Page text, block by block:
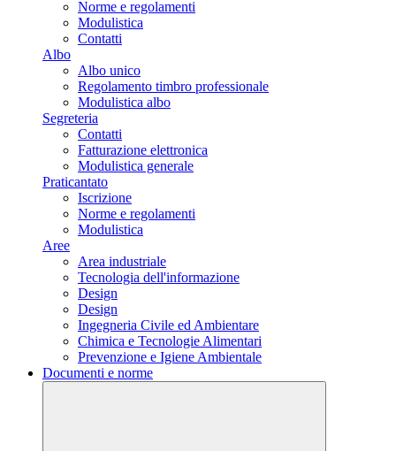
Norme e regolamenti
Modulistica
Contatti
Albo
Albo unico
Regolamento timbro professionale
Modulistica albo
Segreteria
Contatti
Fatturazione elettronica
Modulistica generale
Praticantato
Iscrizione
Norme e regolamenti
Modulistica
Aree
Area industriale
Tecnologia dell'informazione
Design
Design
Ingegneria Civile ed Ambientare
Chimica e Tecnologie Alimentari
Prevenzione e Igiene Ambientale
Documenti e norme